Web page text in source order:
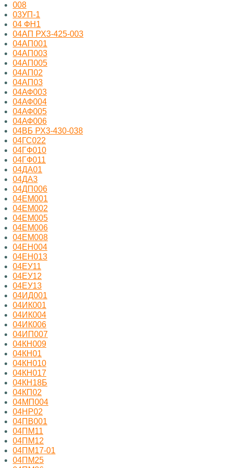
008
03УП-1
04 ФН1
04АП РХ3-425-003
04АП001
04АП003
04АП005
04АП02
04АП03
04АФ003
04АФ004
04АФ005
04АФ006
04ВБ РХ3-430-038
04ГС022
04ГФ010
04ГФ011
04ДА01
04ДА3
04ДП006
04ЕМ001
04ЕМ002
04ЕМ005
04ЕМ006
04ЕМ008
04ЕН004
04ЕН013
04ЕУ11
04ЕУ12
04ЕУ13
04ИД001
04ИК001
04ИК004
04ИК006
04ИП007
04КН009
04КН01
04КН010
04КН017
04КН18Б
04КП02
04МП004
04НР02
04ПВ001
04ПМ11
04ПМ12
04ПМ17-01
04ПМ25